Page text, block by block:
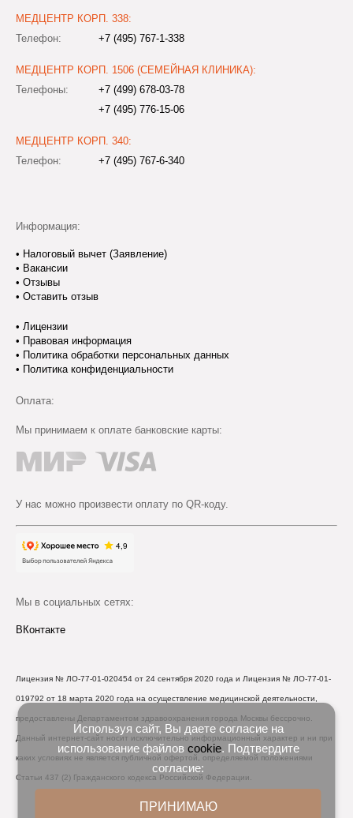
МЕДЦЕНТР КОРП. 338:
Телефон:
+7 (495) 767-1-338
МЕДЦЕНТР КОРП. 1506 (СЕМЕЙНАЯ КЛИНИКА):
Телефоны:
+7 (499) 678-03-78
+7 (495) 776-15-06
МЕДЦЕНТР КОРП. 340:
Телефон:
+7 (495) 767-6-340
Информация:
• Налоговый вычет (Заявление)
• Вакансии
• Отзывы
• Оставить отзыв
• Лицензии
• Правовая информация
• Политика обработки персональных данных
• Политика конфиденциальности
Оплата:
Мы принимаем к оплате банковские карты:
У нас можно произвести оплату по QR-коду.
Мы в социальных сетях:
ВКонтакте
Лицензия № ЛО-77-01-020454 от 24 сентября 2020 года и Лицензия № ЛО-77-01-
019792 от 18 марта 2020 года на осуществление медицинской деятельности,
предоставлены Департаментом здравоохранения города Москвы бессрочно.
Данный интернет-сайт носит исключительно информационный характер и ни при
каких условиях не является публичной офертой, определяемой положениями
Статьи 437 (2) Гражданского кодекса Российской Федерации.
Используя сайт, Вы даете согласие на
использование файлов cookie. Подтвердите
согласие:
ПРИНИМАЮ